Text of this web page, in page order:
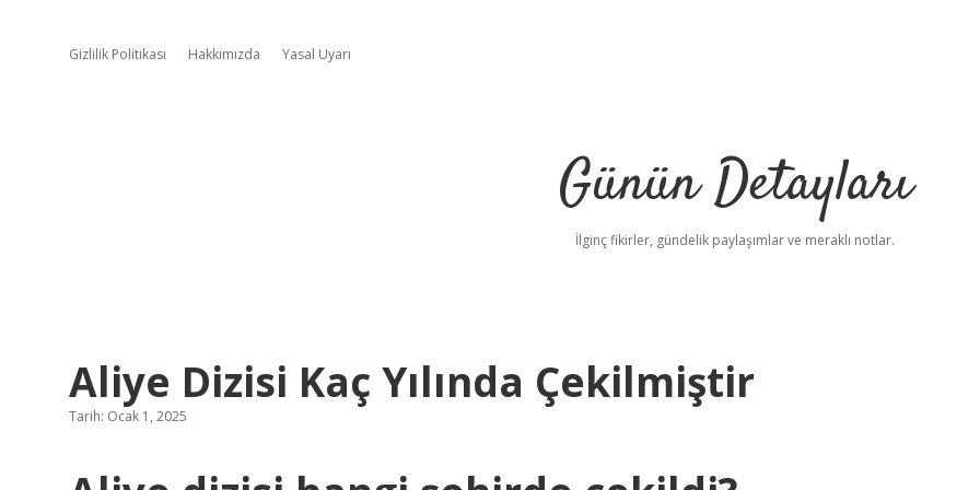
Gizlilik Politikası Hakkımızda Yasal Uyarı
Günün Detayları
İlginç fikirler, gündelik paylaşımlar ve meraklı notlar.
Aliye Dizisi Kaç Yılında Çekilmiştir
Tarih: Ocak 1, 2025